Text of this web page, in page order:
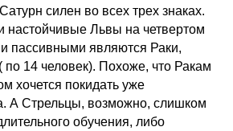
силен во всех трех знаках.
настойчивые Львы на четвертом
пассивными являются Раки,
14 человек). Похоже, что Ракам
хочется покидать уже
А Стрельцы, возможно, слишком
обучения, либо